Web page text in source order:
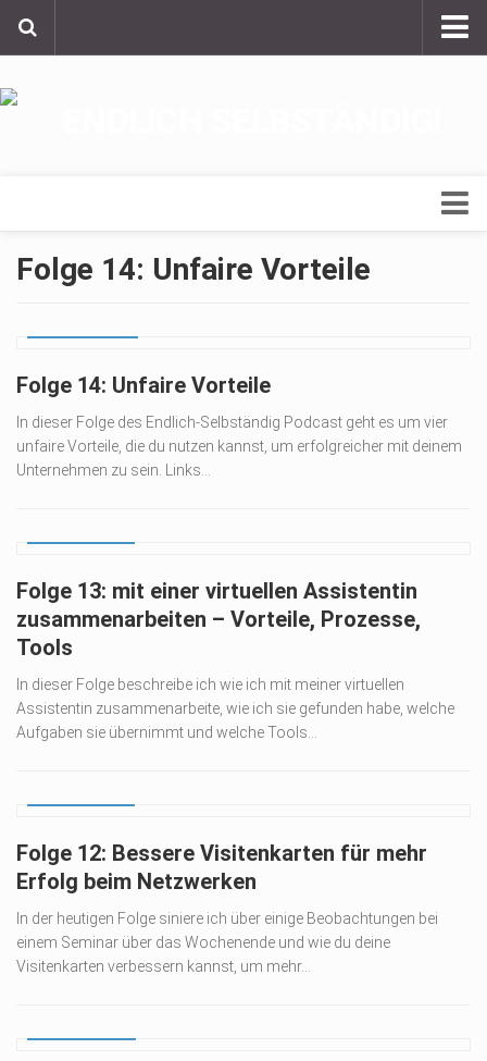
Finanzen
Gründergeschichten
Marketing
Organisation
Rechtliches
Folge 14: Unfaire Vorteile
Folge 14: Unfaire Vorteile
In dieser Folge des Endlich-Selbständig Podcast geht es um vier
unfaire Vorteile, die du nutzen kannst, um erfolgreicher mit deinem
Unternehmen zu sein. Links...
Folge 13: mit einer virtuellen Assistentin
zusammenarbeiten – Vorteile, Prozesse,
Tools
In dieser Folge beschreibe ich wie ich mit meiner virtuellen
Assistentin zusammenarbeite, wie ich sie gefunden habe, welche
Aufgaben sie übernimmt und welche Tools...
Folge 12: Bessere Visitenkarten für mehr
Erfolg beim Netzwerken
In der heutigen Folge siniere ich über einige Beobachtungen bei
einem Seminar über das Wochenende und wie du deine
Visitenkarten verbessern kannst, um mehr...